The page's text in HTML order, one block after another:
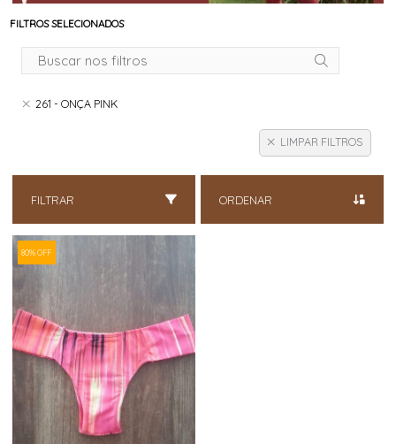
FILTROS SELECIONADOS
261 - ONÇA PINK
LIMPAR FILTROS
FILTRAR ORDENAR
80% OFF